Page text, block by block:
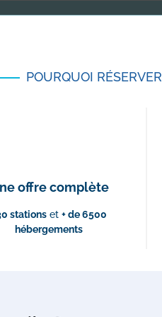
POURQUOI RÉSERVER
offre complète
stations et+ de 6500
hébergements